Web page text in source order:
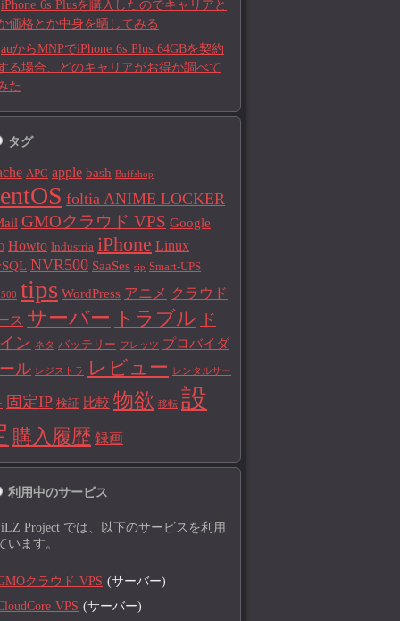
iPhone 6s Plusを購入したのでキャリアと
価格とか中身を晒してみる
auからMNPでiPhone 6s Plus 64GBを契約
る場合、どのキャリアがお得か調べて
た
タグ
APC apple bash Buffshop
foltia ANIME LOCKER
GMOクラウド VPS Google
Howto Industria iPhone Linux
NVR500 SaaSes sip Smart-UPS
tips WordPress アニメ クラウド
ス サーバー トラブル ド
ン ネタ バッテリー フレッツ プロバイダ
ル レジストラ レビュー レンタルサー
固定IP 検証 比較 物欲 移転 設
購入履歴 録画
利用中のサービス
Project では、以下のサービスを利用
います。
クラウド VPS (サーバー)
VPS (サーバー)